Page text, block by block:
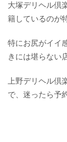
大塚デリヘル倶
籍しているのが
特にお尻がイイ
きには堪らない
上野デリヘル倶
で、迷ったら予